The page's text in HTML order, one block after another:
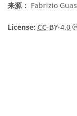
来源： Fabrizio
License: CC-BY-4.0